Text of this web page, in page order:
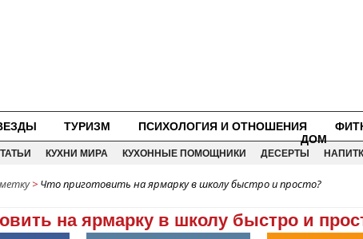
ТУРИЗМ ПСИХОЛОГИЯ И ОТНОШЕНИЯ
ДОМ
КУХНИ МИРА КУХОННЫЕ ПОМОЩНИКИ ДЕСЕРТЫ
> Что приготовить на ярмарку в школу быстро и просто?
на ярмарку в школу быстро и